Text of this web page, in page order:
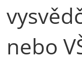
nebo